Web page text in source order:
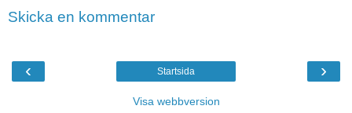
Skicka en kommentar
‹ ›
Startsida
Visa webbversion